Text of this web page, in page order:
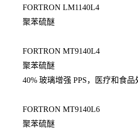
FORTRON LM1140L4
聚苯硫醚
FORTRON MT9140L4
聚苯硫醚
40% 玻璃增强 PPS，医疗和食
FORTRON MT9140L6
聚苯硫醚